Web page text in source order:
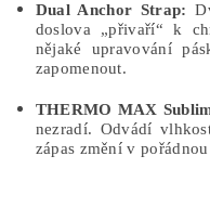
Dual Anchor Strap:
doslova „přivaří“ k
nějaké upravování
zapomenout.
THERMO MAX
nezradí. Odvádí
zápas změní v